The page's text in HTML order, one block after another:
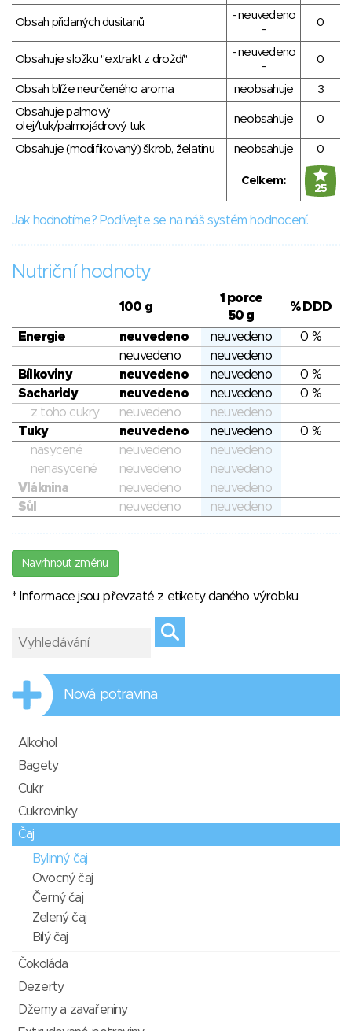
Obsah přidaných dusitanů
- neuvedeno
-
0
Obsahuje složku "extrakt z droždí"
- neuvedeno
-
0
Obsah blíže neurčeného aroma neobsahuje
3
Obsahuje palmový
olej/tuk/palmojádrový tuk
neobsahuje 0
Obsahuje (modifikovaný) škrob, želatinu neobsahuje 0
Celkem:
25
Jak hodnotíme? Podívejte se na náš systém hodnocení.
Nutriční hodnoty
100 g
1 porce
50 g
% DDD
Energie neuvedeno neuvedeno
0 %
neuvedeno
neuvedeno
Bílkoviny
neuvedeno neuvedeno
0 %
Sacharidy
neuvedeno neuvedeno
0 %
z toho cukry
neuvedeno
neuvedeno
Tuky
neuvedeno neuvedeno
0 %
nasycené
neuvedeno
neuvedeno
nenasycené
neuvedeno
neuvedeno
Vláknina
neuvedeno
neuvedeno
Sůl
neuvedeno neuvedeno
Navrhnout změnu
* Informace jsou převzaté z etikety daného výrobku
Nová potravina
Alkohol
Bagety
Cukr
Cukrovinky
Čaj
Bylinný čaj
Ovocný čaj
Černý čaj
Zelený čaj
Bílý čaj
Čokoláda
Dezerty
Džemy a zavařeniny